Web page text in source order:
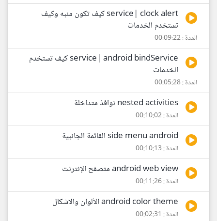
service| clock alert كيف تكون منبه وكيف
تستخدم الخدمات
المدة : 00:09:22
service| android bindService كيف تستخدم
الخدمات
المدة : 00:05:28
nested activities نوافذ متداخلة
المدة : 00:10:02
side menu android القائمة الجانبية
المدة : 00:10:13
android web view متصفح الإنترنت
المدة : 00:11:26
android color theme الألوان والاشكال
المدة : 00:02:31